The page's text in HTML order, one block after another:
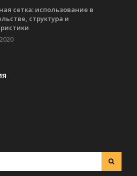
сетка: использование в
структура и